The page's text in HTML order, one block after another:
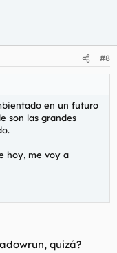
#8
en un futuro
son las grandes
hoy, me voy a
quizá?